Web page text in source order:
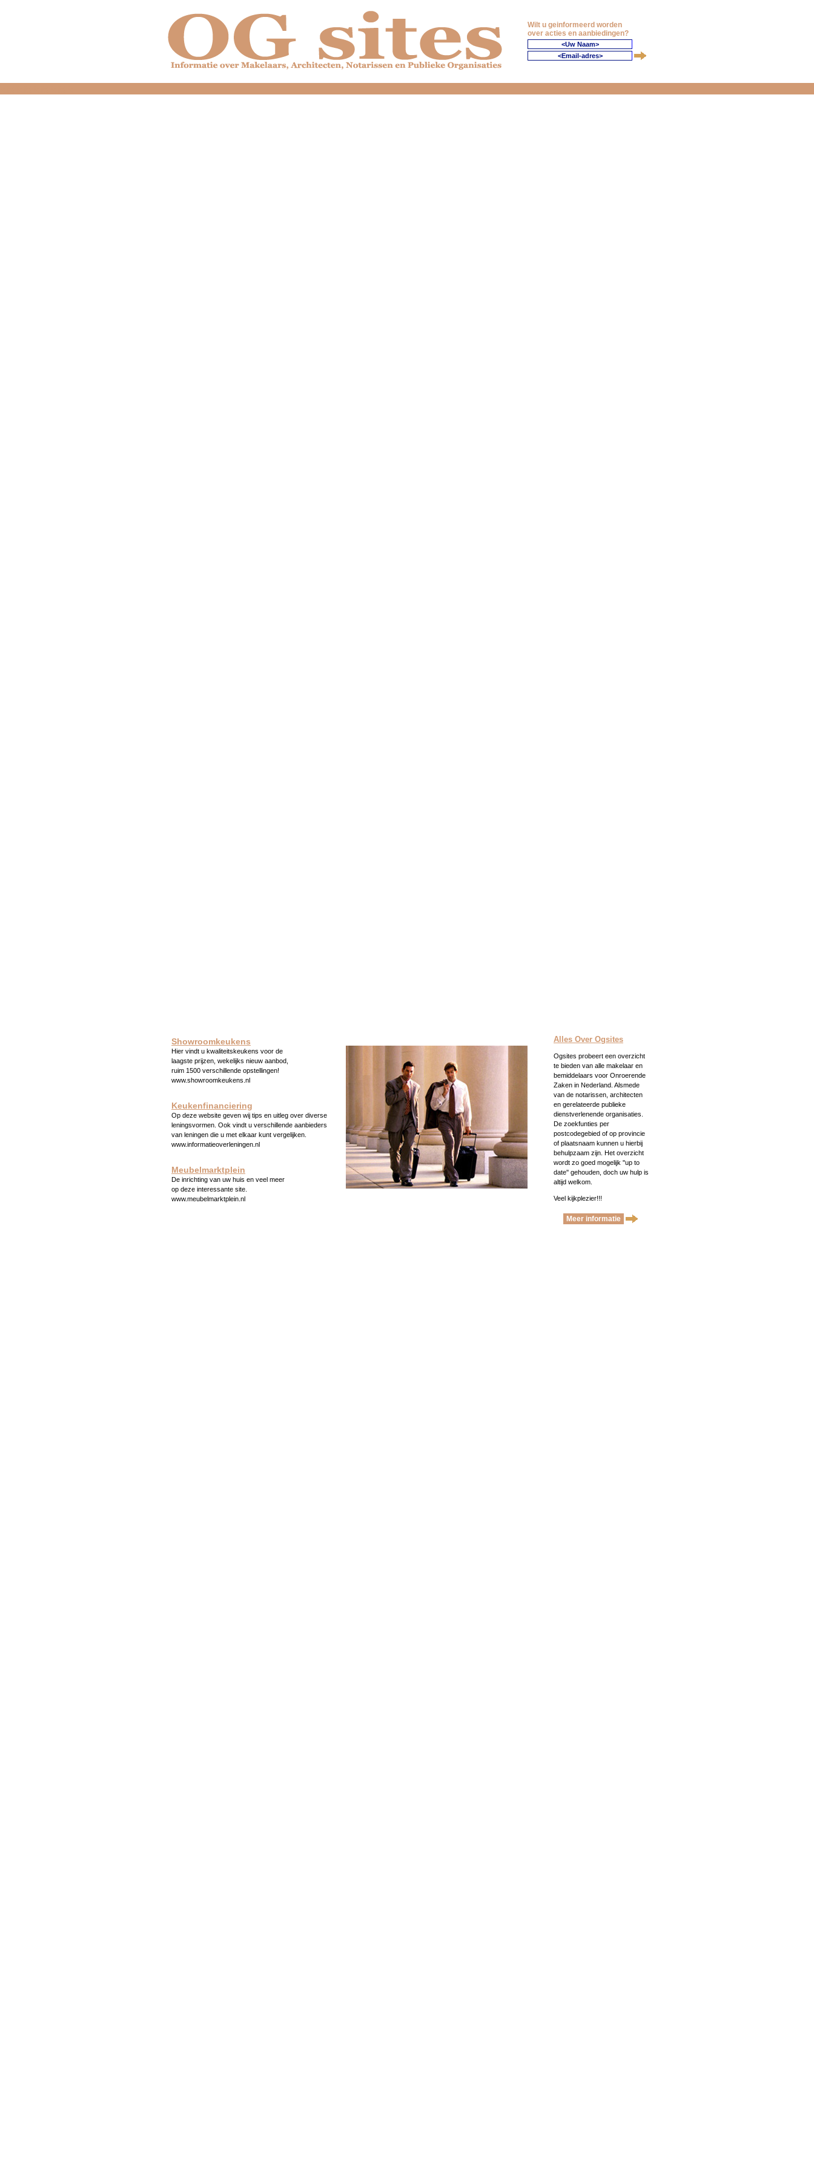
Wilt u geinformeerd worden
over acties en aanbiedingen?
Showroomkeukens
Hier vindt u kwaliteitskeukens voor de
laagste prijzen, wekelijks nieuw aanbod,
ruim 1500 verschillende opstellingen!
www.showroomkeukens.nl
Keukenfinanciering
Op deze website geven wij tips en uitleg over diverse
leningsvormen. Ook vindt u verschillende aanbieders
van leningen die u met elkaar kunt vergelijken.
www.informatieoverleningen.nl
Meubelmarktplein
De inrichting van uw huis en veel meer
op deze interessante site.
www.meubelmarktplein.nl
Alles Over Ogsites
Ogsites probeert een overzicht
te bieden van alle makelaar en
bemiddelaars voor Onroerende
Zaken in Nederland. Alsmede
van de notarissen, architecten
en gerelateerde publieke
dienstverlenende organisaties.
De zoekfunties per
postcodegebied of op provincie
of plaatsnaam kunnen u hierbij
behulpzaam zijn. Het overzicht
wordt zo goed mogelijk ''up to
date'' gehouden, doch uw hulp is
altijd welkom.
Veel kijkplezier!!!
Meer informatie